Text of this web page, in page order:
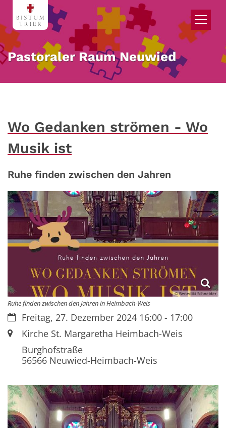
Zum Inhalt springen
Pastoraler Raum Neuwied
Wo Gedanken strömen - Wo
Musik ist
Ruhe finden zwischen den Jahren
© Benedikt Schneider
Ruhe finden zwischen den Jahren in Heimbach-Weis
Datum:Freitag, 27. Dezember 2024 16:00 - 17:00
Ort:Kirche St. Margaretha Heimbach-Weis
Burghofstraße
56566Neuwied-Heimbach-Weis